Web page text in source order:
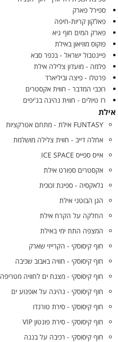
ספירל פארק
פאלקון קריות-חיפה
פארק המים חוף גיא
פוקוס מוזיאון באילת
פיינטבול ישראל - בכפר סבא
פלמה - מועדון צלילה אילת
פרטלו - פיצה וביליארד
רוכבי המדבר - חווית אקסטרים
רז טיולים - חווית נהיגה בג'יפים
אילת
FUNTASY אילת - מתחם אטרקציות
אחלה דייב - חווית צלילה מושלמת
אייס ספייס ICE SPACE
אקסטרים ספורט אילת
גלאקסיה - ספינת זכוכית
הגן הבוטני אילת
החלקה על הקרח אילת
המצפה התת ימי באילת
חוף קיסוסקי - הקרייזי שארק
חוף קיסוסקי - חוויה באבוב שכיבה
חוף קיסוסקי - מצנח ים לחוויה מטריפה
חוף קיסוסקי - נהיגה על אופנוע ים
חוף קיסוסקי - סירת טורנדו
חוף קיסוסקי - סירת פונטון VIP
חוף קיסוסקי - רכיבה על בננה